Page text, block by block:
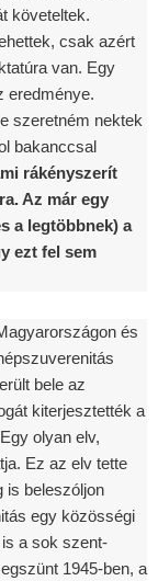
követeltek.
csak azért
van. Egy
eredménye.
szeretném nektek
bakanccsal
rákényszerít
Az már egy
a legtöbbnek) a
ezt fel sem
és
bele az
kiterjesztették a
Egy olyan elv,
Ez az elv tette
is beleszóljon
egy közösségi
a sok szent-
1945-ben, a